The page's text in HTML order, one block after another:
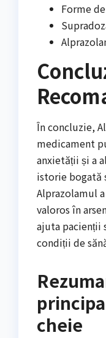
Forme
În concluzie,
medicament
anxietății și a
istorie bogată
Alprazolamul
valoros în
ajuta pacienții
condiții de
cheie